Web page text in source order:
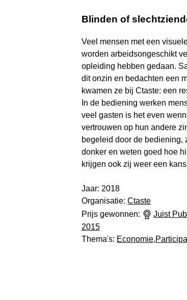
Blinden of
Veel mensen met een
worden arbeidsongeschikt
opleiding hebben gedaan.
dit onzin en bedachten een
kwamen ze bij Ctaste: een
In de bediening werken
veel gasten is het even
vertrouwen op hun andere
begeleid door de bediening,
donker en weten goed hoe
krijgen ook zij weer een
Jaar: 2018
Organisatie: Ctaste
Prijs gewonnen:
Juist
2015
Thema's: Economie,